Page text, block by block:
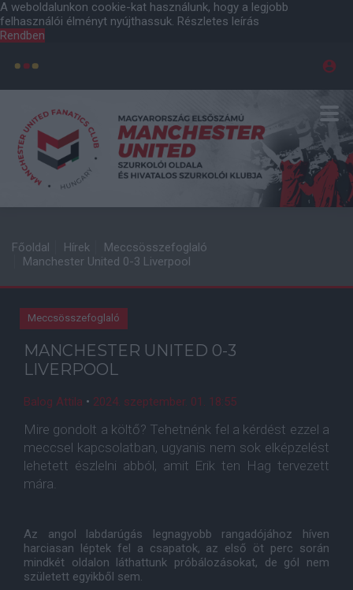
A weboldalunkon cookie-kat használunk, hogy a legjobb
felhasználói élményt nyújthassuk. Részletes leírás
Rendben
Főoldal Hírek
Meccsösszefoglaló
Manchester United 0-3 Liverpool
Meccsösszefoglaló
MANCHESTER UNITED 0-3
LIVERPOOL
Balog Attila • 2024. szeptember. 01. 18:55
Mire gondolt a költő? Tehetnénk fel a kérdést ezzel a
meccsel kapcsolatban, ugyanis nem sok elképzelést
lehetett észlelni abból, amit Erik ten Hag tervezett
mára.
Az angol labdarúgás legnagyobb rangadójához híven
harciasan léptek fel a csapatok, az első öt perc során
mindkét oldalon láthattunk próbálozásokat, de gól nem
született egyikből sem.